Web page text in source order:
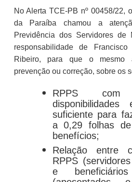
No Alerta TCE-PB nº 00458/22,
da Paraíba chamou a
Previdência dos Servidores de
responsabilidade de
Ribeiro, para que o mesmo
prevenção ou correção, sobre os
RPPS
disponibilidades
suficiente para
a 0,29 folhas
benefícios;
Relação entre
RPPS
e